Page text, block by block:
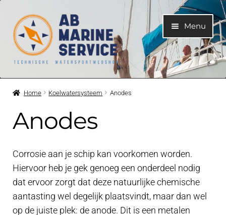
Ga
door
naar
navigatie
Ga
naar
de
inhoud
Menu
Home
Bootelektra
Submenu
Koelwatersysteem
Submenu
Home Koelwatersysteem Anodes
Anodes
Corrosie aan je schip kan voorkomen worden.
Hiervoor heb je gek genoeg een onderdeel nodig
dat ervoor zorgt dat deze natuurlijke chemische
aantasting wel degelijk plaatsvindt, maar dan wel
op de juiste plek: de anode. Dit is een metalen